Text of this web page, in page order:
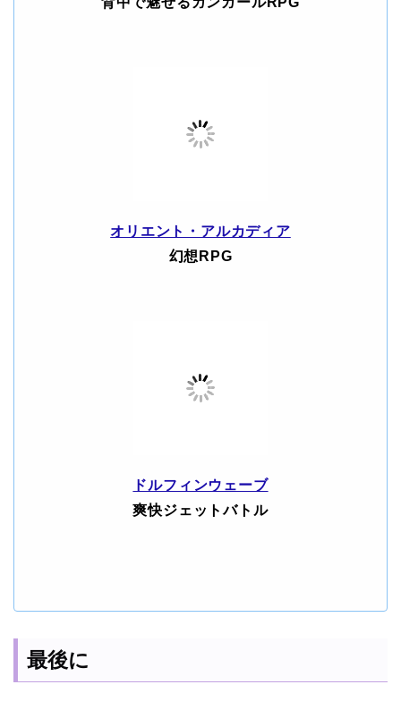
オリエント・アルカディア
幻想RPG
ドルフィンウェーブ
爽快ジェットバトル
最後に